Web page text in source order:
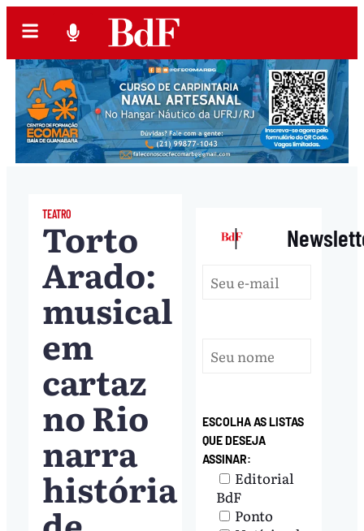
TEATRO
Torto
Arado:
musical
em
cartaz
no Rio
narra
história
|
ESCOLHA AS LISTAS
QUE DESEJA
ASSINAR:
Editorial
BdF
Ponto